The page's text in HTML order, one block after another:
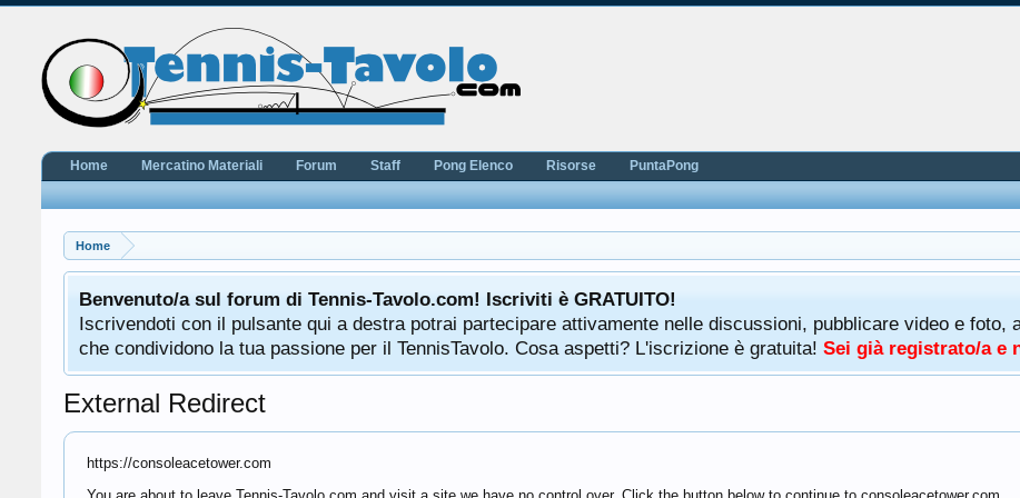
Home
Benvenuto/a sul forum di Tennis-Tavolo.com! Iscriviti è GRATUITO!
Iscrivendoti con il pulsante qui a destra potrai partecipare attivamente nelle discussioni, pubblicare video e foto,
che condividono la tua passione per il TennisTavolo. Cosa aspetti? L'iscrizione è gratuita! Sei già registrato/a e
External Redirect
https://consoleacetower.com
Home Mercatino Materiali Forum Staff Pong Elenco Risorse PuntaPong